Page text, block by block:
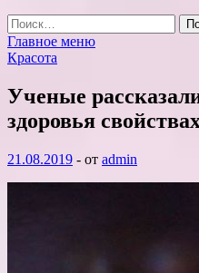
Найти:
Главное меню
Красота
Ученые
здоровья
21.08.2019 - от admin